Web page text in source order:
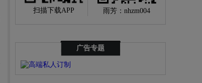
扫描下载APP 雨芳：nhzm004
广告专题